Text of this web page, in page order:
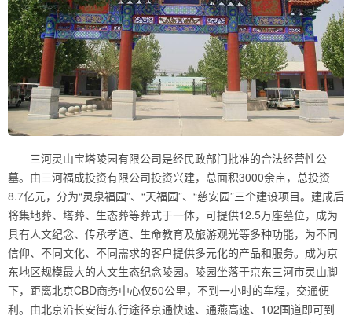
三河灵山宝塔陵园有限公司是经民政部门批准的合法经营性公
墓。由三河福成投资有限公司投资兴建，总面积3000余亩，总投资
8.7亿元，分为“灵泉福园”、“天福园”、“慈安园”三个建设项目。建成后
将集地葬、塔葬、生态葬等葬式于一体，可提供12.5万座墓位，成为
具有人文纪念、传承孝道、生命教育及旅游观光等多种功能，为不同
信仰、不同文化、不同需求的客户提供多元化的产品和服务。成为京
东地区规模最大的人文生态纪念陵园。陵园坐落于京东三河市灵山脚
下，距离北京CBD商务中心仅50公里，不到一小时的车程，交通便
利。由北京沿长安街东行途径京通快速、通燕高速、102国道即可到